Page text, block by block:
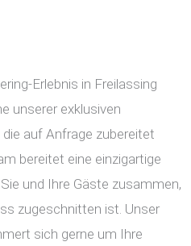
Erlebnis in Freilassing
unserer exklusiven
auf Anfrage zubereitet
bereitet eine einzigartige
und Ihre Gäste zusammen,
zugeschnitten ist. Unser
sich gerne um Ihre